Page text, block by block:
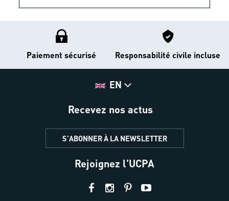
Paiement sécurisé Responsabilité civile incluse
EN
Recevez nos actus
S'ABONNER À LA NEWSLETTER
Rejoignez l'UCPA